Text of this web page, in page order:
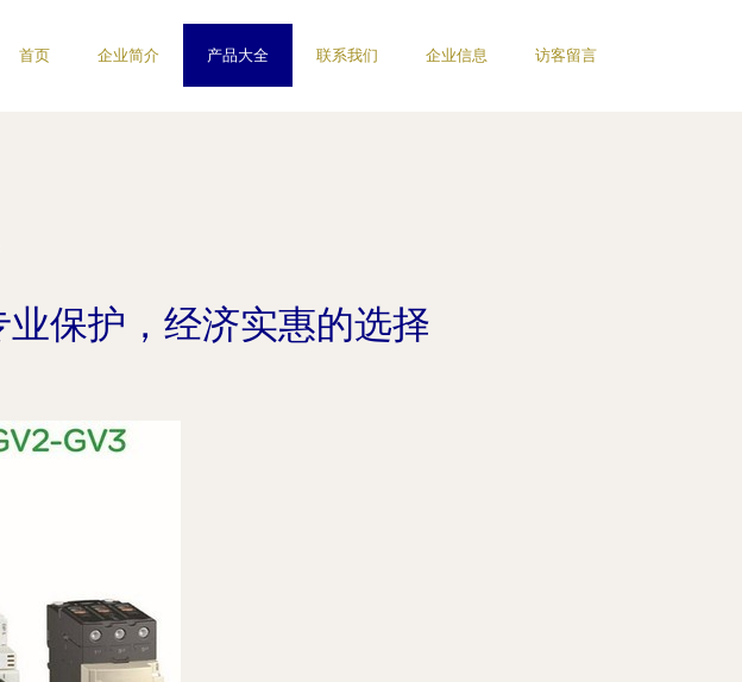
首页 企业简介 产品大全 联系我们 企业信息 访客留言
保护，经济实惠的选择